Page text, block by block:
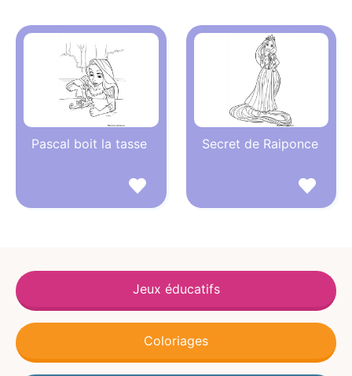
Pascal boit la tasse Secret de Raiponce
Jeux éducatifs
Coloriages